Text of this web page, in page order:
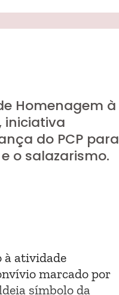
Homenagem à
iniciativa
do PCP para
o salazarismo.
à atividade
marcado por
símbolo da